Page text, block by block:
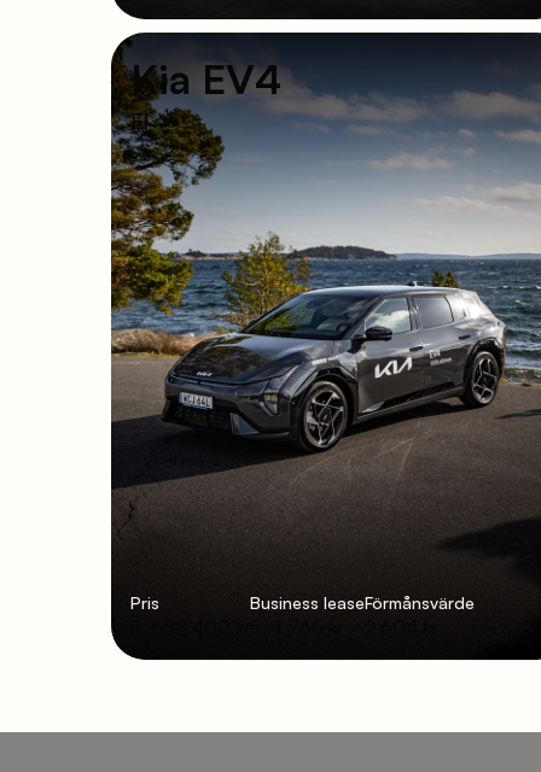
Kia EV4
El
Pris Business leaseFörmånsvärde